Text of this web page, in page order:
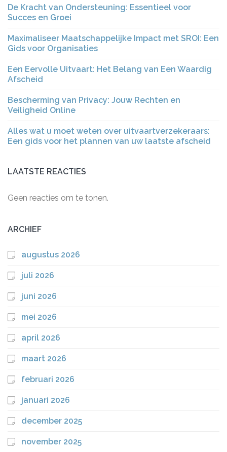
De Kracht van Ondersteuning: Essentieel voor
Succes en Groei
Maximaliseer Maatschappelijke Impact met SROI: Een
Gids voor Organisaties
Een Eervolle Uitvaart: Het Belang van Een Waardig
Afscheid
Bescherming van Privacy: Jouw Rechten en
Veiligheid Online
Alles wat u moet weten over uitvaartverzekeraars:
Een gids voor het plannen van uw laatste afscheid
LAATSTE REACTIES
Geen reacties om te tonen.
ARCHIEF
augustus 2026
juli 2026
juni 2026
mei 2026
april 2026
maart 2026
februari 2026
januari 2026
december 2025
november 2025